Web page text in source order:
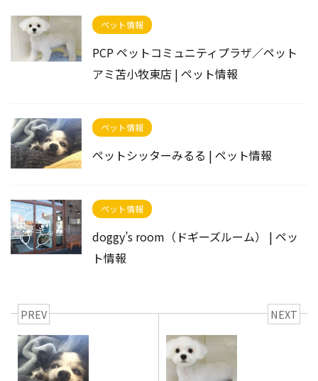
ペット情報
PCP ペットコミュニティプラザ／ペット
アミ苫小牧東店 | ペット情報
ペット情報
ペットシッターみるる | ペット情報
ペット情報
doggy’s room（ドギーズルーム） | ペッ
ト情報
PREV NEXT